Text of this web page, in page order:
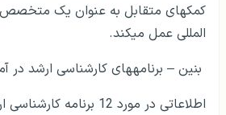
کمک­های متقابل به عنوان یک متخصص
المللی عمل می­کند.
بنین – برنامه­های کارشناسی ارشد در
اطلاعاتی در مورد 12